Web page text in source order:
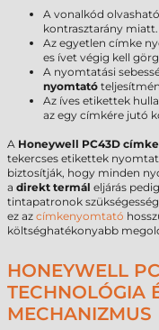
A vonalkód
kontrasztarány miatt.
Az egyetlen címke
es ívet végig kell
A nyomtatási
nyomtató
Az íves etikettek
az egy címkére jutó
A Honeywell PC43D
tekercses etikettek
biztosítják, hogy minden
a direkt termál eljárás
tintapatronok
ez az címkenyomtató
költséghatékonyabb
HONEYWELL
TECHNOLÓGIA
MECHANIZMUS